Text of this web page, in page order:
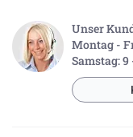
Unser
Montag -
Samstag: 9